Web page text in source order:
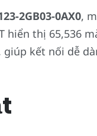
2GB03-0AX0,
hiển thị 65,536
giúp kết nối dễ